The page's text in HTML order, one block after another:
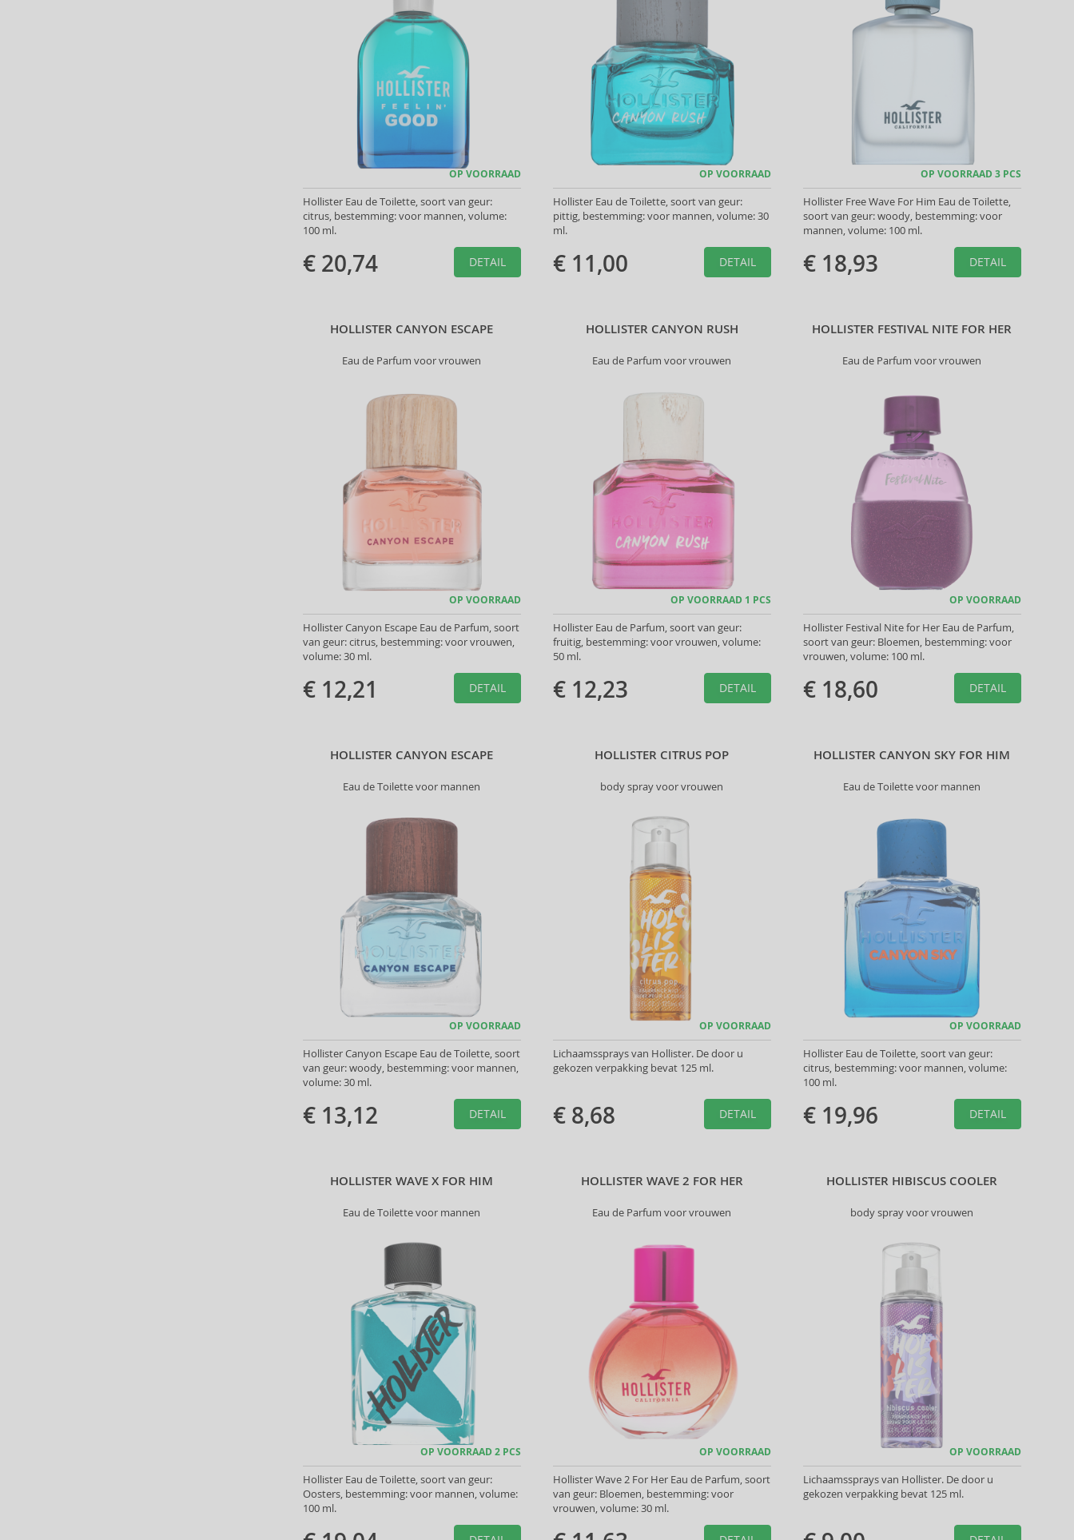
OP VOORRAAD
Hollister Eau de Toilette, soort van geur:
citrus, bestemming: voor mannen, volume:
100 ml.
€ 20,74 DETAIL
OP VOORRAAD
Hollister Eau de Toilette, soort van geur:
pittig, bestemming: voor mannen, volume: 30
ml.
€ 11,00 DETAIL
OP VOORRAAD 3 PCS
Hollister Free Wave For Him Eau de Toilette,
soort van geur: woody, bestemming: voor
mannen, volume: 100 ml.
€ 18,93 DETAIL
HOLLISTER CANYON ESCAPE
Eau de Parfum voor vrouwen
OP VOORRAAD
Hollister Canyon Escape Eau de Parfum, soort
van geur: citrus, bestemming: voor vrouwen,
volume: 30 ml.
€ 12,21 DETAIL
HOLLISTER CANYON RUSH
Eau de Parfum voor vrouwen
OP VOORRAAD 1 PCS
Hollister Eau de Parfum, soort van geur:
fruitig, bestemming: voor vrouwen, volume:
50 ml.
€ 12,23 DETAIL
HOLLISTER FESTIVAL NITE FOR HER
Eau de Parfum voor vrouwen
OP VOORRAAD
Hollister Festival Nite for Her Eau de Parfum,
soort van geur: Bloemen, bestemming: voor
vrouwen, volume: 100 ml.
€ 18,60 DETAIL
HOLLISTER CANYON ESCAPE
Eau de Toilette voor mannen
OP VOORRAAD
Hollister Canyon Escape Eau de Toilette, soort
van geur: woody, bestemming: voor mannen,
volume: 30 ml.
€ 13,12 DETAIL
HOLLISTER CITRUS POP
body spray voor vrouwen
OP VOORRAAD
Lichaamssprays van Hollister. De door u
gekozen verpakking bevat 125 ml.
€ 8,68 DETAIL
HOLLISTER CANYON SKY FOR HIM
Eau de Toilette voor mannen
OP VOORRAAD
Hollister Eau de Toilette, soort van geur:
citrus, bestemming: voor mannen, volume:
100 ml.
€ 19,96 DETAIL
HOLLISTER WAVE X FOR HIM
Eau de Toilette voor mannen
OP VOORRAAD 2 PCS
Hollister Eau de Toilette, soort van geur:
Oosters, bestemming: voor mannen, volume:
100 ml.
HOLLISTER WAVE 2 FOR HER
Eau de Parfum voor vrouwen
OP VOORRAAD
Hollister Wave 2 For Her Eau de Parfum, soort
van geur: Bloemen, bestemming: voor
vrouwen, volume: 30 ml.
HOLLISTER HIBISCUS COOLER
body spray voor vrouwen
OP VOORRAAD
Lichaamssprays van Hollister. De door u
gekozen verpakking bevat 125 ml.